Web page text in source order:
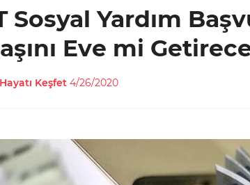
Sosyal Yardım
Eve mi
Hayatı Keşfet 4/26/2020